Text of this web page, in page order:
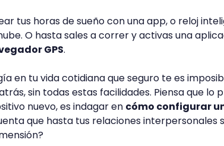
tus horas de sueño con una app, o reloj
O hasta sales a correr y activas una
GPS.
en tu vida cotidiana que seguro te es
sin todas estas facilidades. Piensa que lo
nuevo, es indagar en cómo configurar
que hasta tus relaciones interpersonales